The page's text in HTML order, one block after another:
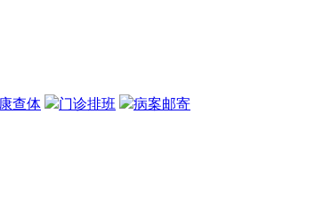
查体 门诊排班 病案邮寄